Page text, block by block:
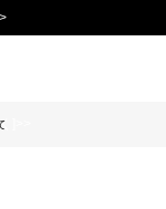
＞
ト！>>
]>>